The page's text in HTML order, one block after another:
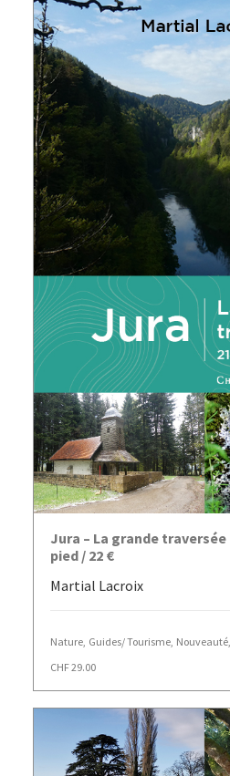
AJOUTER AU
Jura – La grande traversée
pied / 22 €
Martial Lacroix
Nature, Guides/ Tourisme, Nouveauté,
CHF29.00